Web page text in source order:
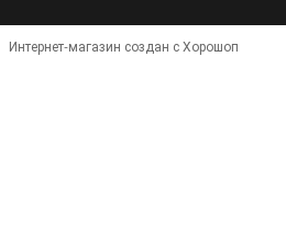
Интернет-магазин создан с Хорошоп